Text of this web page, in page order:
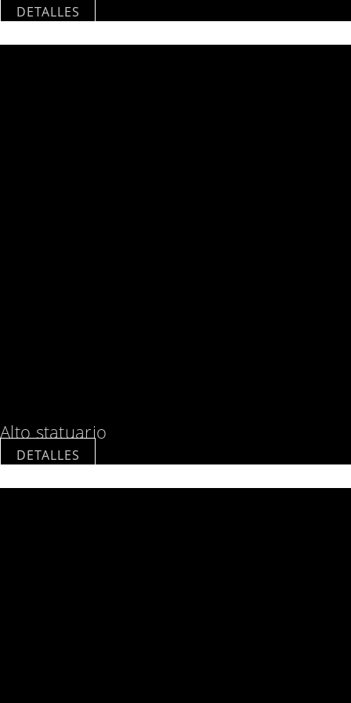
DETALLES
Alto statuario
DETALLES